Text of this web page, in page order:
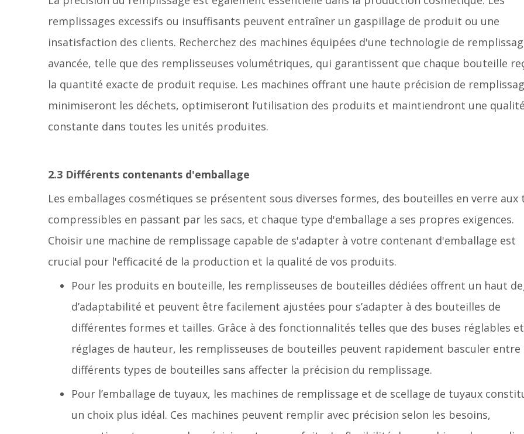
remplissages excessifs ou insuffisants peuvent entraîner un gaspillage de produit ou une
insatisfaction des clients. Recherchez des machines équipées d'une technologie de
avancée, telle que des remplisseuses volumétriques, qui garantissent que chaque bouteille
la quantité exacte de produit requise. Les machines offrant une haute précision de
minimiseront les déchets, optimiseront l’utilisation des produits et maintiendront une qualité
constante dans toutes les unités produites.
2.3 Différents contenants d'emballage
Les emballages cosmétiques se présentent sous diverses formes, des bouteilles en verre aux
compressibles en passant par les sacs, et chaque type d'emballage a ses propres exigences.
Choisir une machine de remplissage capable de s'adapter à votre contenant d'emballage est
crucial pour l'efficacité de la production et la qualité de vos produits.
Pour les produits en bouteille, les remplisseuses de bouteilles dédiées offrent un haut
d’adaptabilité et peuvent être facilement ajustées pour s’adapter à des bouteilles de
différentes formes et tailles. Grâce à des fonctionnalités telles que des buses réglables
réglages de hauteur, les remplisseuses de bouteilles peuvent rapidement basculer entre
différents types de bouteilles sans affecter la précision du remplissage.
Pour l’emballage de tuyaux, les machines de remplissage et de scellage de tuyaux
un choix plus idéal. Ces machines peuvent remplir avec précision selon les besoins,